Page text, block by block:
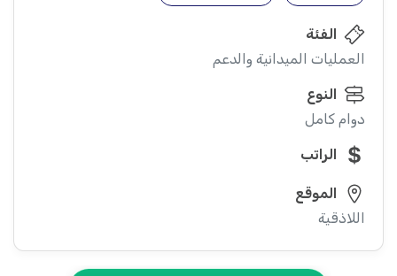
الفئة
العمليات الميدانية والدعم
النوع
دوام كامل
الراتب
الموقع
اللاذقية